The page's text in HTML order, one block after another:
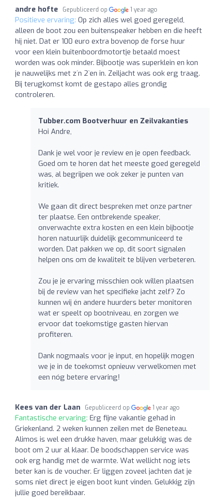
andre hofte Gepubliceerd op 1 year ago
Positieve ervaring: Op zich alles wel goed geregeld,
alleen de boot zou een buitenspeaker hebben en die heeft
hij niet. Dat er 100 euro extra bovenop de forse huur
voor een klein buitenboordmotortje betaald moest
worden was ook minder. Bijbootje was superklein en kon
je nauwelijks met z´n 2`en in. Zeiljacht was ook erg traag.
Bij terugkomst komt de gestapo alles grondig
controleren.
Tubber.com Bootverhuur en Zeilvakanties
Hoi Andre,
Dank je wel voor je review en je open feedback.
Goed om te horen dat het meeste goed geregeld
was, al begrijpen we ook zeker je punten van
kritiek.
We gaan dit direct bespreken met onze partner
ter plaatse. Een ontbrekende speaker,
onverwachte extra kosten en een klein bijbootje
horen natuurlijk duidelijk gecommuniceerd te
worden. Dat pakken we op, dit soort signalen
helpen ons om de kwaliteit te blijven verbeteren.
Zou je je ervaring misschien ook willen plaatsen
bij de review van het specifieke jacht zelf? Zo
kunnen wij én andere huurders beter monitoren
wat er speelt op bootniveau, en zorgen we
ervoor dat toekomstige gasten hiervan
profiteren.
Dank nogmaals voor je input, en hopelijk mogen
we je in de toekomst opnieuw verwelkomen met
een nóg betere ervaring!
Kees van der Laan Gepubliceerd op 1 year ago
Fantastische ervaring: Erg fijne vakantie gehad in
Griekenland. 2 weken kunnen zeilen met de Beneteau.
Alimos is wel een drukke haven, maar gelukkig was de
boot om 2 uur al klaar. De boodschappen service was
ook erg handig met de warmte. Wat wellicht nog iets
beter kan is de voucher. Er liggen zoveel jachten dat je
soms niet direct je eigen boot kunt vinden. Gelukkig zijn
jullie goed bereikbaar.